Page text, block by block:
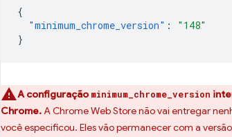
{
"minimum_chrome_version" :
"148"
}
A configuração minimum_chrome_version
Chrome.A Chrome Web Store não vai entregar
você especificou. Eles vão permanecer com a